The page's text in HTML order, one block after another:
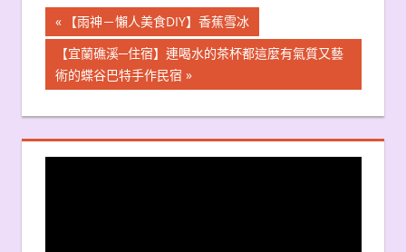
文
章
導
覽
Previous
Post:
【雨神－懶人美食DIY】香蕉雪冰
Next
Post:
【宜蘭礁溪─住宿】連喝水的茶杯都這麼有氣質又藝
術的蝶谷巴特手作民宿